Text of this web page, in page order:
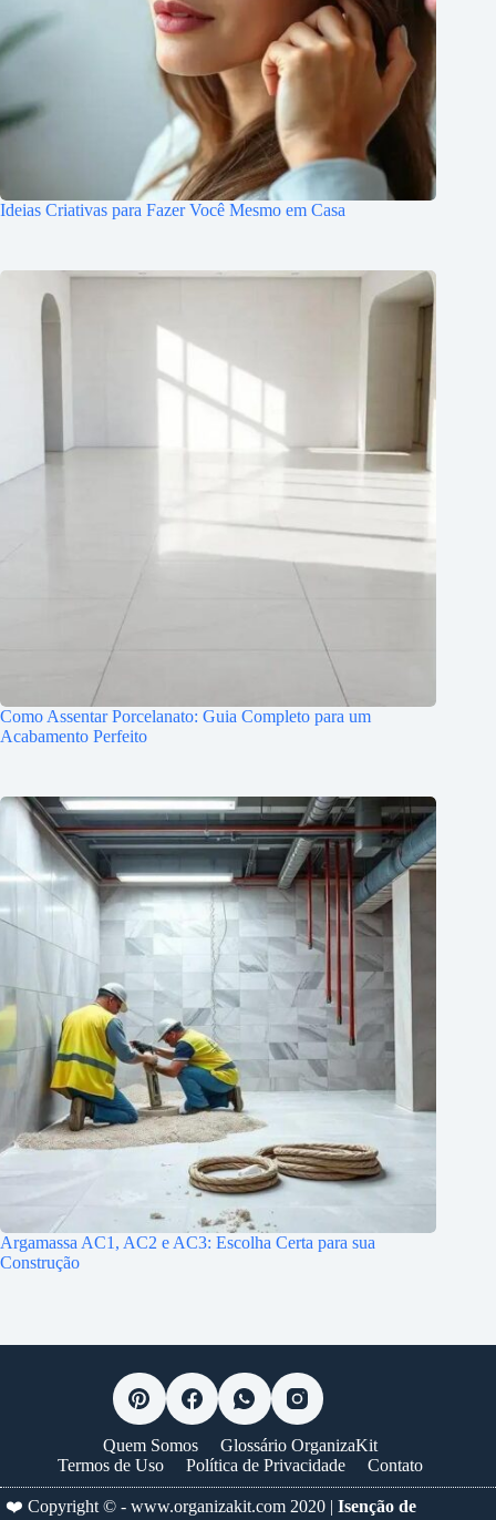
Ideias Criativas para Fazer Você Mesmo em Casa
Como Assentar Porcelanato: Guia Completo para um
Acabamento Perfeito
Argamassa AC1, AC2 e AC3: Escolha Certa para sua
Construção
Quem Somos
Glossário OrganizaKit
Termos de Uso
Política de Privacidade Contato
❤️ Copyright © - www.organizakit.com 2020 | Isenção de